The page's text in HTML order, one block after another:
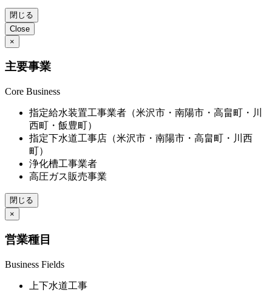
閉じる
Close
×
主要事業
Core Business
指定給水装置工事業者（米沢市・南陽市・高畠町・川
西町・飯豊町）
指定下水道工事店（米沢市・南陽市・高畠町・川西
町）
浄化槽工事業者
高圧ガス販売事業
閉じる
×
営業種目
Business Fields
上下水道工事